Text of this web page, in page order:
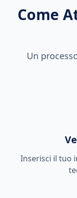
Come
Un
Inserisci il tuo